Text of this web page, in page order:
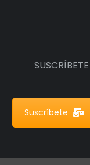
Suscríbete